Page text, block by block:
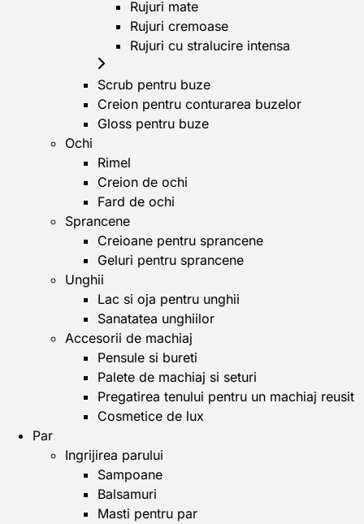
Rujuri mate
Rujuri cremoase
Rujuri cu stralucire intensa
Scrub pentru buze
Creion pentru conturarea buzelor
Gloss pentru buze
Ochi
Rimel
Creion de ochi
Fard de ochi
Sprancene
Creioane pentru sprancene
Geluri pentru sprancene
Unghii
Lac si oja pentru unghii
Sanatatea unghiilor
Accesorii de machiaj
Pensule si bureti
Palete de machiaj si seturi
Pregatirea tenului pentru un machiaj reusit
Cosmetice de lux
Par
Ingrijirea parului
Sampoane
Balsamuri
Masti pentru par